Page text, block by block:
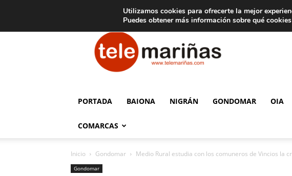
Aviso legal Tarifas de publicidad
Telemariñas
PORTADA BAIONA NIGRÁN GONDOMAR OIA
COMARCAS
Inicio Gondomar Medio Rural estudia con los comuneros de Vincios la
Gondomar
Utilizamos cookies para ofrecerte la mejor
Puedes obtener más información sobre qué